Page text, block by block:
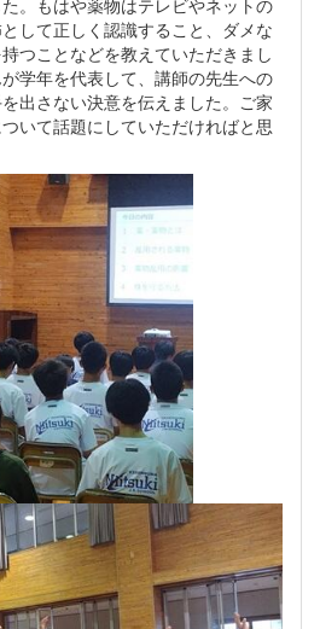
して正しく認識すること、ダメな
つことなどを教えていただきまし
学年を代表して、講師の先生への
出さない決意を伝えました。ご家
いて話題にしていただければと思